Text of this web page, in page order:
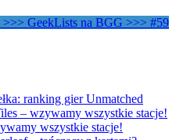
>>> GeekLists na BGG >>> #59
ranking gier Unmatched
– wzywamy wszystkie stacje!
wszystkie stacje!